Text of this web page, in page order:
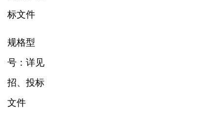
标文件
规格型
号：详见
招、投标
文件